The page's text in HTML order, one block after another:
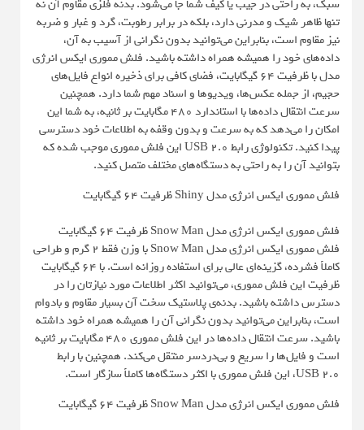
سبک، به راحتی در جیب یا کیف شما جا می‌شود. بدنه فلزی مقاوم آن نه
تنها ظاهر شیک و مدرنی دارد، بلکه در برابر رطوبت، گرد و غبار و ضربه
نیز مقاوم است، بنابراین می‌توانید بدون نگرانی از آسیب به آن،
داده‌های خود را همیشه همراه داشته باشید. فلش مموری ایکس انرژی
مدل با ظرفیت ۶۴ گیگابایت، فضای کافی برای ذخیره انواع فایل‌های
حجیم، از جمله عکس‌ها، ویدیوها و اسناد مهم شما دارد. همچنین
سرعت انتقال داده‌ها با استاندارد ۴۸۰ مگابایت بر ثانیه، به شما این
امکان را می‌دهد که به سرعت و بدون وقفه به اطلاعات خود دسترسی
پیدا کنید. تکنولوژی رابط USB 2.0 این فلش مموری موجب شده که
بتوانید آن را به راحتی به دستگاه‌های مختلف متصل کنید.
فلش مموری ایکس انرژی مدل Shiny ظرفیت 64 گیگابایت
فلش مموری ایکس انرژی مدل Snow Man ظرفیت 64 گیگابایت
فلش مموری ایکس انرژی مدل Snow Man با وزن فقط 2 گرم و طراحی
کاملاً فشرده، گزینه‌ای عالی برای استفاده روزانه است. با 64 گیگابایت
ظرفیت این فلش مموری، می‌توانید اکثر اطلاعات مورد نیازتان را در
دسترس داشته باشید. بدنه‌ی پلاستیک سخت آن بسیار مقاوم و بادوام
است، بنابراین می‌توانید بدون نگرانی آن را همیشه همراه خود داشته
باشید. سرعت انتقال داده‌ها در این فلش مموری 480 مگابایت بر ثانیه
است و فایل‌ها را سریع و بی‌دردسر منتقل می‌کند. همچنین با رابط
USB 2.0، این فلش مموری با اکثر دستگاه‌ها کاملاً سازگار است.
فلش مموری ایکس انرژی مدل Snow Man ظرفیت 64 گیگابایت